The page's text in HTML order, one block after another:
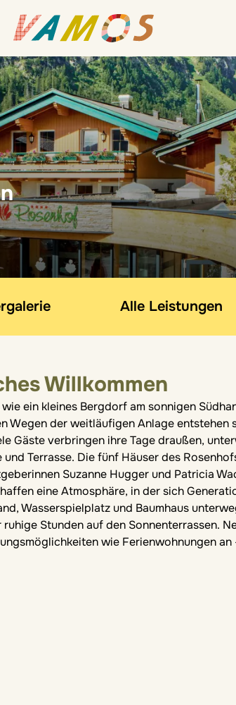
Alle Leistungen
Willkommen
ein kleines Bergdorf am sonnigen
Wegen der weitläufigen Anlage entstehen
Gäste verbringen ihre Tage draußen,
und Terrasse. Die fünf Häuser des
Suzanne Hugger und Patricia
eine Atmosphäre, in der sich
Wasserspielplatz und Baumhaus
Stunden auf den Sonnenterrassen.
wie Ferienwohnungen